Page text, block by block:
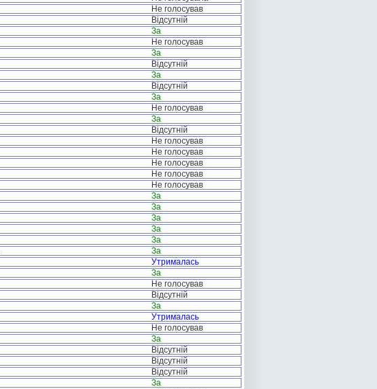
Не голосував
Відсутній
За
Не голосував
За
Відсутній
За
Відсутній
За
Не голосував
За
Відсутній
Не голосував
Не голосував
Не голосував
Не голосував
Не голосував
За
За
За
За
За
За
Утрималась
За
Не голосував
Відсутній
За
Утрималась
Не голосував
За
Відсутній
Відсутній
Відсутній
За